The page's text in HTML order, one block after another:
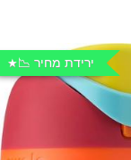
ירידת מחיר 📉